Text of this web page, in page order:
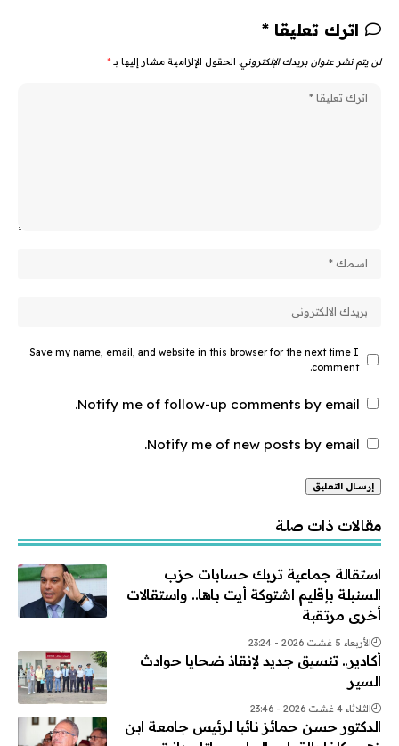
اترك تعليقا *
لن يتم نشر عنوان بريدك الإلكتروني. الحقول الإلزامية مشار إليها بـ *
Save my name, email, and website in this browser for the next time I
comment.
Notify me of follow-up comments by email.
Notify me of new posts by email.
مقالات ذات صلة
استقالة جماعية تربك حسابات حزب
السنبلة بإقليم اشتوكة أيت باها.. واستقالات
أخرى مرتقبة
الأربعاء 5 غشت 2026 - 23:24
أكادير.. تنسيق جديد لإنقاذ ضحايا حوادث
السير
الثلاثاء 4 غشت 2026 - 23:46
الدكتور حسن حمائز نائبا لرئيس جامعة ابن